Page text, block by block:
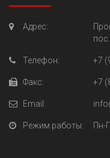
Адрес:
Телефон: +7
Факс: +7
Email:
Режим работы: Пн-